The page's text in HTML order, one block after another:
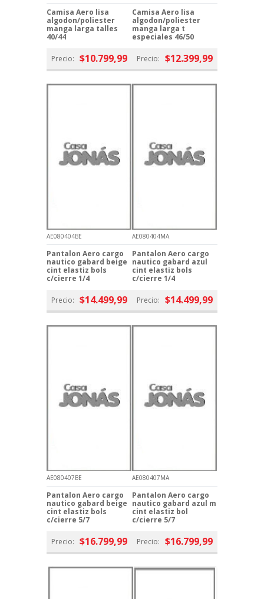
Camisa Aero lisa
algodon/poliester
manga larga talles
40/44
Precio: $10.799,99
Camisa Aero lisa
algodon/poliester
manga larga t
especiales 46/50
Precio: $12.399,99
AE080404BE
Pantalon Aero cargo
nautico gabard beige
cint elastiz bols
c/cierre 1/4
Precio: $14.499,99
AE080404MA
Pantalon Aero cargo
nautico gabard azul
cint elastiz bols
c/cierre 1/4
Precio: $14.499,99
AE080407BE
Pantalon Aero cargo
nautico gabard beige
cint elastiz bols
c/cierre 5/7
Precio: $16.799,99
AE080407MA
Pantalon Aero cargo
nautico gabard azul m
cint elastiz bol
c/cierre 5/7
Precio: $16.799,99